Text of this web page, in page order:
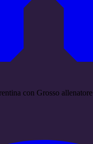
con Grosso allenatore